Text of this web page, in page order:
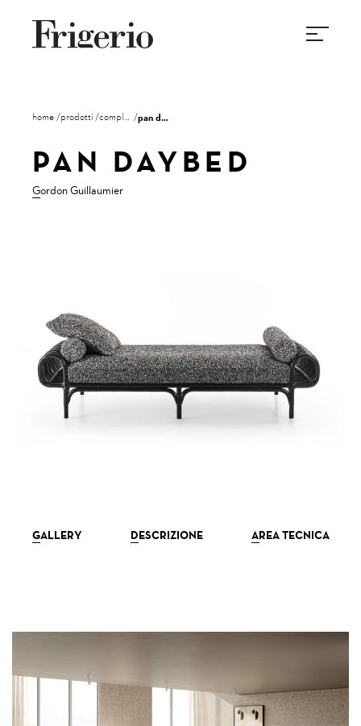
home prodotti complementi pan daybed
PAN DAYBED
Gordon Guillaumier
GALLERY DESCRIZIONE AREA TECNICA